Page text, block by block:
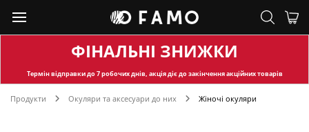
ФІНАЛЬНІ ЗНИЖКИ
Термін відправкидо 7 робочих днів, акція діє до закінчення акційних товарів
Продукти Окуляри та аксесуари до них Жіночі окуляри